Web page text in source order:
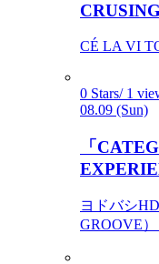
CÉ LA VI
0 Stars/ 1
08.09 (Sun)
「
ヨドバシ
GROOVE）